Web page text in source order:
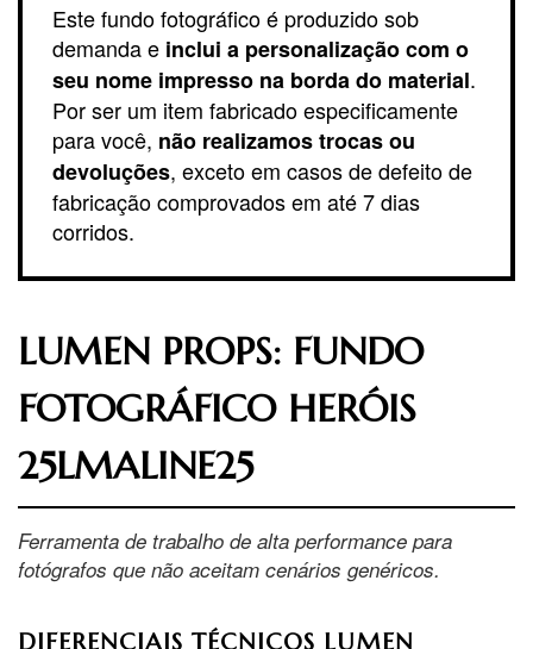
Este fundo fotográfico é produzido sob
demanda e inclui a personalização com o
seu nome impresso na borda do material.
Por ser um item fabricado especificamente
para você, não realizamos trocas ou
devoluções, exceto em casos de defeito de
fabricação comprovados em até 7 dias
corridos.
LUMEN PROPS: FUNDO
FOTOGRÁFICO HERÓIS
25LMALINE25
Ferramenta de trabalho de alta performance para
fotógrafos que não aceitam cenários genéricos.
DIFERENCIAIS TÉCNICOS LUMEN